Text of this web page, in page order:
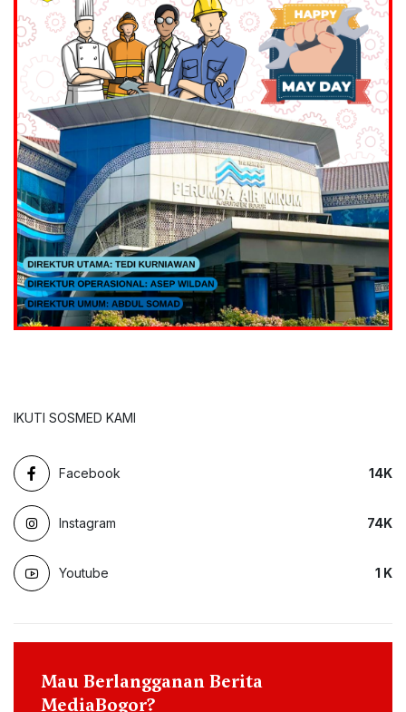
IKUTI SOSMED KAMI
Facebook 14K
Instagram 74K
Youtube 1 K
Mau Berlangganan Berita
MediaBogor?